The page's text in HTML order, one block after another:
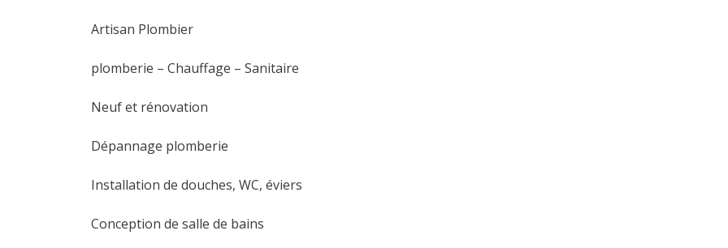
Artisan Plombier
plomberie – Chauffage – Sanitaire
Neuf et rénovation
Dépannage plomberie
Installation de douches, WC, éviers
Conception de salle de bains